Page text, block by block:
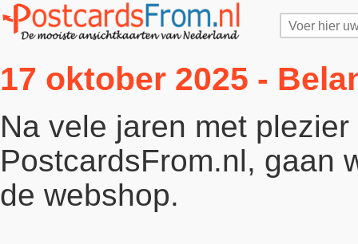
17 oktober 2025 -
Na vele jaren met
PostcardsFrom.nl, gaan
de webshop.